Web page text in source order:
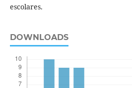
escolares.
DOWNLOADS